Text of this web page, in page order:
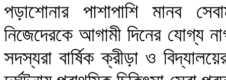
পড়াশোনার পাশাপাশি মানব
নিজেদেরকে আগামী দিনের যোগ্য
সদস্যরা বার্ষিক ক্রীড়া ও